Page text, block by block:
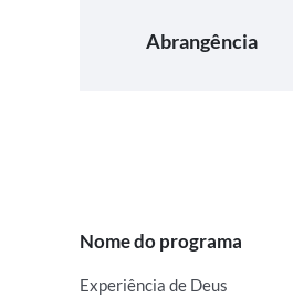
Abrangência
Nome do programa
Experiência de Deus